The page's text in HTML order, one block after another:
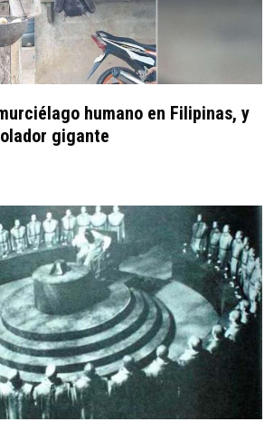
humano en Filipinas, y
gigante